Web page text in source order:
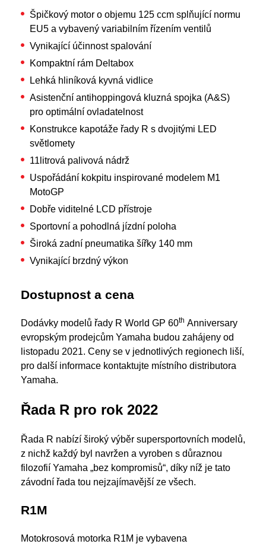
Špičkový motor o objemu 125 ccm splňující normu
EU5 a vybavený variabilním řízením ventilů
Vynikající účinnost spalování
Kompaktní rám Deltabox
Lehká hliníková kyvná vidlice
Asistenční antihoppingová kluzná spojka (A&S)
pro optimální ovladatelnost
Konstrukce kapotáže řady R s dvojitými LED
světlomety
11litrová palivová nádrž
Uspořádání kokpitu inspirované modelem M1
MotoGP
Dobře viditelné LCD přístroje
Sportovní a pohodlná jízdní poloha
Široká zadní pneumatika šířky 140 mm
Vynikající brzdný výkon
Dostupnost a cena
Dodávky modelů řady R World GP 60th Anniversary
evropským prodejcům Yamaha budou zahájeny od
listopadu 2021. Ceny se v jednotlivých regionech liší,
pro další informace kontaktujte místního distributora
Yamaha.
Řada R pro rok 2022
Řada R nabízí široký výběr supersportovních modelů,
z nichž každý byl navržen a vyroben s důraznou
filozofií Yamaha „bez kompromisů“, díky níž je tato
závodní řada tou nejzajímavější ze všech.
R1M
Motokrosová motorka R1M je vybavena